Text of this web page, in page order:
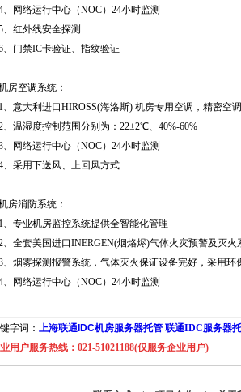
、网络运行中心（NOC）24小时监测
、红外线安全探测
、门禁IC卡验证、指纹验证
房空调系统：
1、意大利进口HIROSS(海洛斯) 机房专用空调，精密空
、温湿度控制范围分别为：22±2℃、40%-60%
、网络运行中心（NOC）24小时监测
、采用下送风、上回风方式
房消防系统：
1、专业机房监控系统提供全智能化管理
、全套美国进口INERGEN(烟烙烬)气体火灾预警及灭火
、烟雾探测报警系统，气体灭火保证设备完好，采用环
、网络运行中心（NOC）24小时监测
字词： 上海联通IDC机房服务器托管 联通IDC服务器
用户服务热线：021-51021188(仅服务企业用户)